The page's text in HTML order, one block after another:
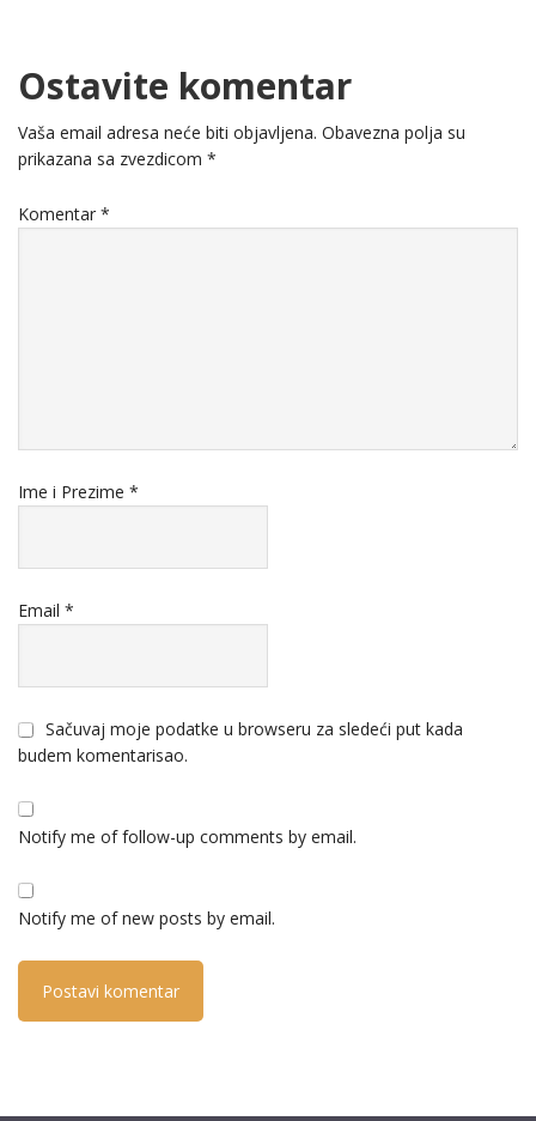
Ostavite komentar
Vaša email adresa neće biti objavljena. Obavezna polja su
prikazana sa zvezdicom *
Komentar *
Ime i Prezime *
Email *
Sačuvaj moje podatke u browseru za sledeći put kada
budem komentarisao.
Notify me of follow-up comments by email.
Notify me of new posts by email.